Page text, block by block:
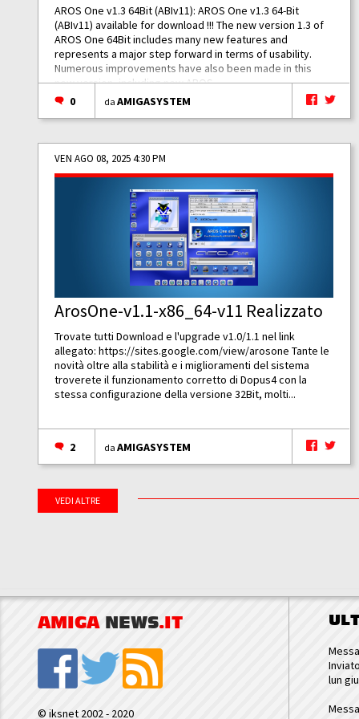
AROS One v1.3 64Bit (ABIv11): AROS One v1.3 64-Bit
(ABIv11) available for download !!! The new version 1.3 of
AROS One 64Bit includes many new features and
represents a major step forward in terms of usability.
Numerous improvements have also been made in this
new version, including new AROS...
0
daAMIGASYSTEM
VEN AGO 08, 2025 4:30 PM
ArosOne-v1.1-x86_64-v11 Realizzato
Trovate tutti Download e l'upgrade v1.0/1.1 nel link
allegato:https://sites.google.com/view/arosone Tante le
novità oltre alla stabilità e i miglioramenti del sistema
troverete il funzionamento corretto di Dopus4 con la
stessa configurazione della versione 32Bit, molti...
2 daAMIGASYSTEM
VEDI ALTRE
AMIGA NEWS.IT
© iksnet 2002 - 2020
lun